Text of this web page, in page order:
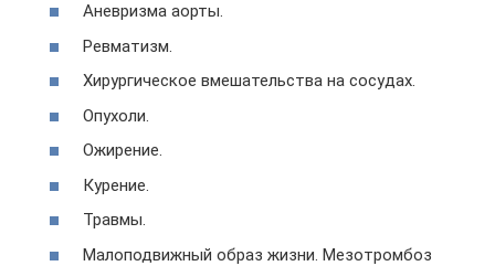
Аневризма аорты.
Ревматизм.
Хирургическое вмешательства на сосудах.
Опухоли.
Ожирение.
Курение.
Травмы.
Малоподвижный образ жизни. Мезотромбоз